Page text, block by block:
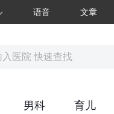
语音 文章
男科 育儿